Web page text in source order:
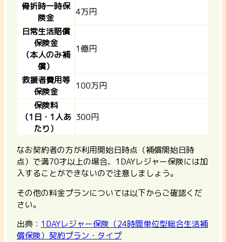
骨折時一時保
険金
4万円
日常生活賠償
保険金
（本人のみ補
償）
1億円
救援者費用等
保険金
100万円
保険料
（1日・1人あ
たり）
300円
なお契約者の方が利用開始日時点（補償開始日時
点）で満70才以上の場合、1DAYレジャー保険には加
入することができないので注意しましょう。
その他の料金プランについては以下からご確認くだ
さい。
出典： 1DAYレジャー保険（24時間単位型総合生活補
償保険）契約プラン・タイプ